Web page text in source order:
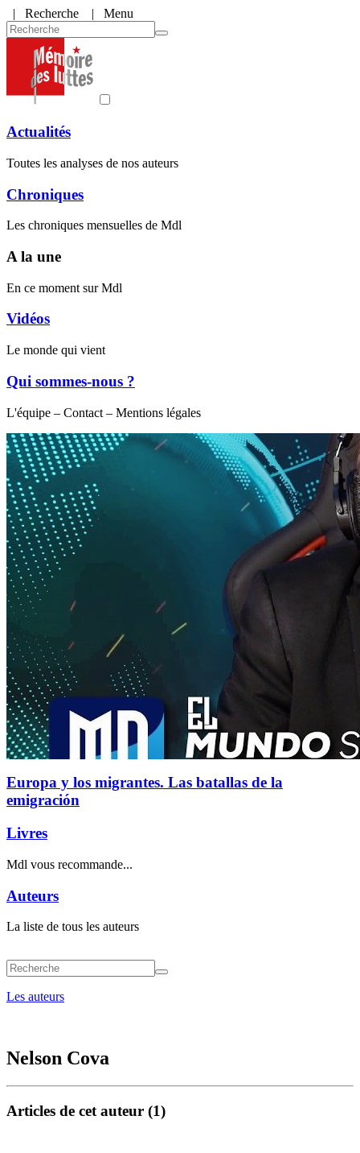
| Recherche | Menu
Actualités
Toutes les analyses de nos auteurs
Chroniques
Les chroniques mensuelles de Mdl
A la une
En ce moment sur Mdl
Vidéos
Le monde qui vient
Qui sommes-nous ?
L'équipe – Contact – Mentions légales
Europa y los migrantes. Las batallas de la
emigración
Livres
Mdl vous recommande...
Auteurs
La liste de tous les auteurs
Les auteurs
Nelson Cova
Articles de cet auteur (1)